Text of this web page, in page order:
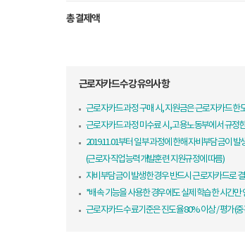
총 결제액
근로자카드 수강 유의사항
근로자카드 과정 구매 시, 지원금은 근로자카드 한
근로자카드 과정 미수료 시, 고용노동부에서 규정
2019.11.01부터 일부 과정에 한해 자비부담금이 발
(근로자 직업능력개발훈련 지원규정에 따름)
자비부담금이 발생한 경우 반드시 근로자카드로
*배속 기능을 사용한 경우에도 실제 학습한 시간만
근로자카드 수료기준은 진도율 80% 이상 / 평가(